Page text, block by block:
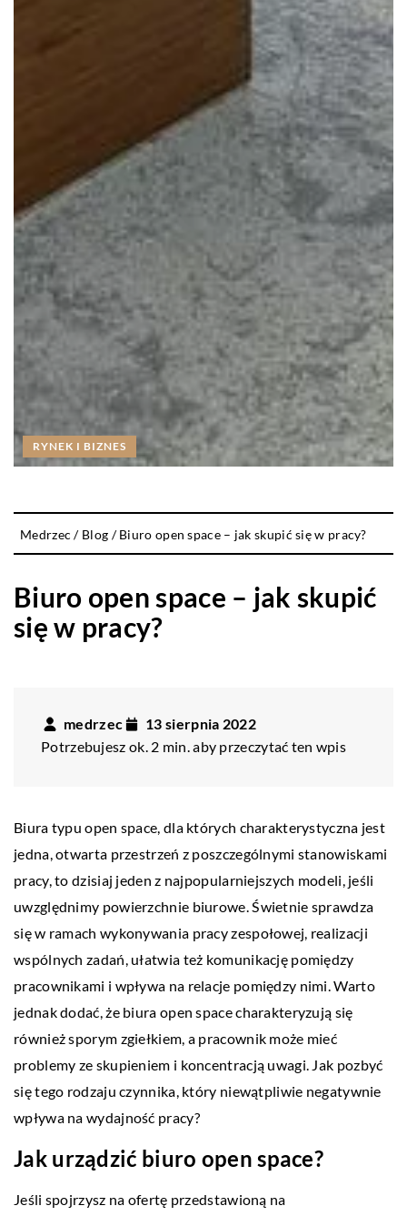
RYNEK I BIZNES
Medrzec / Blog /Biuro open space – jak skupić się w pracy?
Biuro open space – jak skupić
się w pracy?
medrzec
13 sierpnia 2022
Potrzebujesz ok. 2 min. aby przeczytać ten wpis
Biura typu open space, dla których charakterystyczna jest
jedna, otwarta przestrzeń z poszczególnymi stanowiskami
pracy, to dzisiaj jeden z najpopularniejszych modeli, jeśli
uwzględnimy powierzchnie biurowe. Świetnie sprawdza
się w ramach wykonywania pracy zespołowej, realizacji
wspólnych zadań, ułatwia też komunikację pomiędzy
pracownikami i wpływa na relacje pomiędzy nimi. Warto
jednak dodać, że biura open space charakteryzują się
również sporym zgiełkiem, a pracownik może mieć
problemy ze skupieniem i koncentracją uwagi. Jak pozbyć
się tego rodzaju czynnika, który niewątpliwie negatywnie
wpływa na wydajność pracy?
Jak urządzić biuro open space?
Jeśli spojrzysz na ofertę przedstawioną na